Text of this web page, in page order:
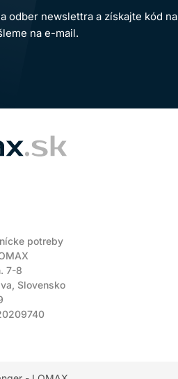
odber newslettra a získajte kód na
na e-mail.
potreby
7-8
Slovensko